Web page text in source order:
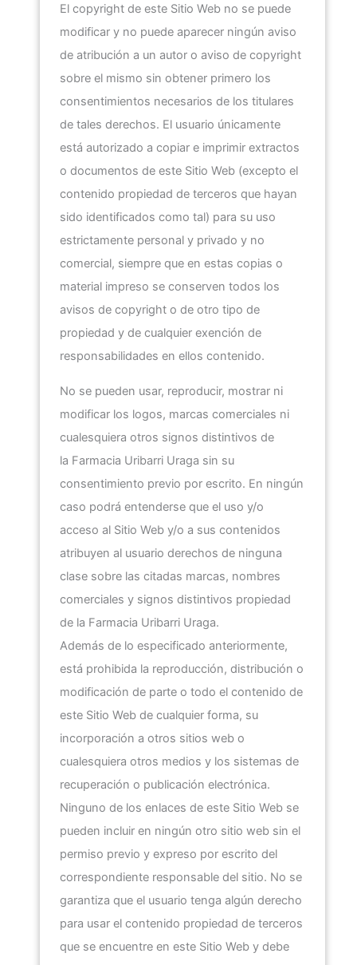
El copyright de este Sitio Web no se puede
modificar y no puede aparecer ningún aviso
de atribución a un autor o aviso de copyright
sobre el mismo sin obtener primero los
consentimientos necesarios de los titulares
de tales derechos. El usuario únicamente
está autorizado a copiar e imprimir extractos
o documentos de este Sitio Web (excepto el
contenido propiedad de terceros que hayan
sido identificados como tal) para su uso
estrictamente personal y privado y no
comercial, siempre que en estas copias o
material impreso se conserven todos los
avisos de copyright o de otro tipo de
propiedad y de cualquier exención de
responsabilidades en ellos contenido.
No se pueden usar, reproducir, mostrar ni
modificar los logos, marcas comerciales ni
cualesquiera otros signos distintivos de
la Farmacia Uribarri Uraga sin su
consentimiento previo por escrito. En ningún
caso podrá entenderse que el uso y/o
acceso al Sitio Web y/o a sus contenidos
atribuyen al usuario derechos de ninguna
clase sobre las citadas marcas, nombres
comerciales y signos distintivos propiedad
de la Farmacia Uribarri Uraga.
Además de lo especificado anteriormente,
está prohibida la reproducción, distribución o
modificación de parte o todo el contenido de
este Sitio Web de cualquier forma, su
incorporación a otros sitios web o
cualesquiera otros medios y los sistemas de
recuperación o publicación electrónica.
Ninguno de los enlaces de este Sitio Web se
pueden incluir en ningún otro sitio web sin el
permiso previo y expreso por escrito del
correspondiente responsable del sitio. No se
garantiza que el usuario tenga algún derecho
para usar el contenido propiedad de terceros
que se encuentre en este Sitio Web y debe